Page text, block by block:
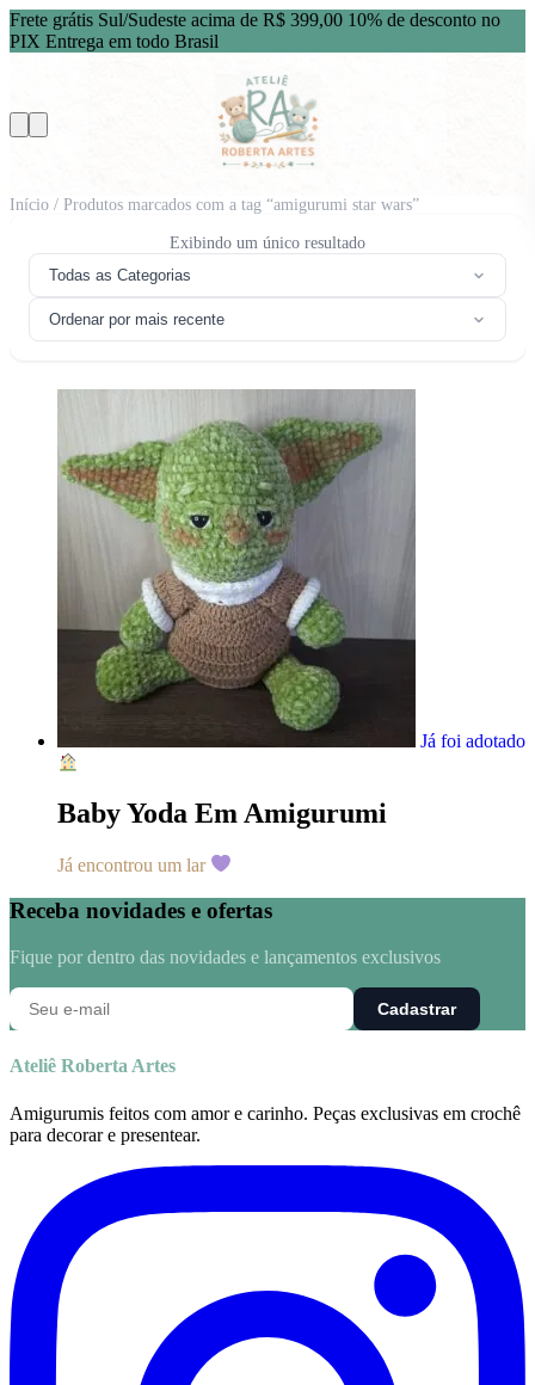
Frete grátis Sul/Sudeste acima de R$ 399,00 10% de desconto no
PIX Entrega em todo Brasil
Início / Produtos marcados com a tag “amigurumi star wars”
Exibindo um único resultado
Todas as Categorias
Ordenar por mais recente
Já foi adotado
Baby Yoda Em Amigurumi
Já encontrou um lar
Receba novidades e ofertas
Fique por dentro das novidades e lançamentos exclusivos
Cadastrar
Ateliê Roberta Artes
Amigurumis feitos com amor e carinho. Peças exclusivas em crochê
para decorar e presentear.